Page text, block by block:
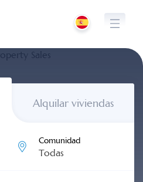
Alquilar viviendas
Comunidad
Todas